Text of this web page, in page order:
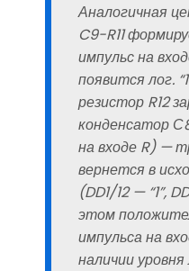
Аналогичная
C9-R11
импульс на
появится лог.
резистор R12
конденсатор
на входе R) —
вернется в
(DD1/12 — “1”,
этом
импульса на
наличии уровня